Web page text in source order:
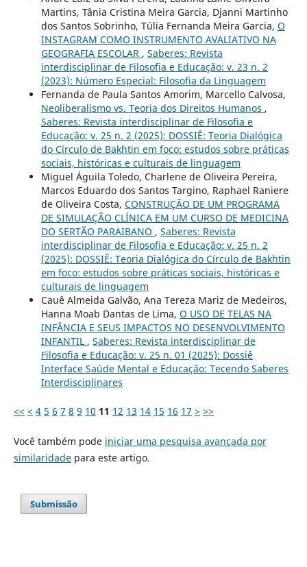
Martins, Tânia Cristina Meira Garcia, Djanni Martinho
dos Santos Sobrinho, Túlia Fernanda Meira Garcia, O
INSTAGRAM COMO INSTRUMENTO AVALIATIVO NA
GEOGRAFIA ESCOLAR , Saberes: Revista
interdisciplinar de Filosofia e Educação: v. 23 n. 2
(2023): Número Especial: Filosofia da Linguagem
Fernanda de Paula Santos Amorim, Marcello Calvosa,
Neoliberalismo vs. Teoria dos Direitos Humanos ,
Saberes: Revista interdisciplinar de Filosofia e
Educação: v. 25 n. 2 (2025): DOSSIÊ: Teoria Dialógica
do Círculo de Bakhtin em foco: estudos sobre práticas
sociais, históricas e culturais de linguagem
Miguel Águila Toledo, Charlene de Oliveira Pereira,
Marcos Eduardo dos Santos Targino, Raphael Raniere
de Oliveira Costa, CONSTRUÇÃO DE UM PROGRAMA
DE SIMULAÇÃO CLÍNICA EM UM CURSO DE MEDICINA
DO SERTÃO PARAIBANO , Saberes: Revista
interdisciplinar de Filosofia e Educação: v. 25 n. 2
(2025): DOSSIÊ: Teoria Dialógica do Círculo de Bakhtin
em foco: estudos sobre práticas sociais, históricas e
culturais de linguagem
Cauê Almeida Galvão, Ana Tereza Mariz de Medeiros,
Hanna Moab Dantas de Lima, O USO DE TELAS NA
INFÂNCIA E SEUS IMPACTOS NO DESENVOLVIMENTO
INFANTIL , Saberes: Revista interdisciplinar de
Filosofia e Educação: v. 25 n. 01 (2025): Dossiê
Interface Saúde Mental e Educação: Tecendo Saberes
Interdisciplinares
<< < 4 5 6 7 8 9 10 11 12 13 14 15 16 17 > >>
Você também pode iniciar uma pesquisa avançada por
similaridadepara este artigo.
Submissão